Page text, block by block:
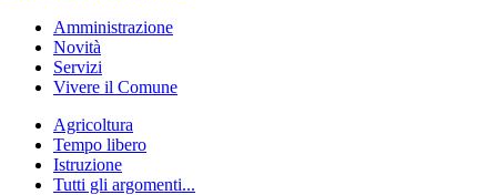
Amministrazione
Novità
Servizi
Vivere il Comune
Agricoltura
Tempo libero
Istruzione
Tutti gli argomenti...